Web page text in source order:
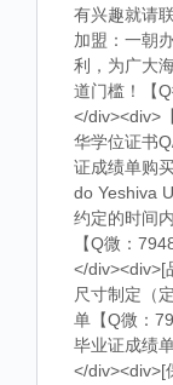
有兴趣就请
加盟：一朝
利，为广大
道门槛！【
</div><div>
华学位证书
证成绩单购
do Yeshiva
约定的时间
【Q微：
</div><div>[
尺寸制定（
单【Q微：
毕业证成绩单
</div><div>[